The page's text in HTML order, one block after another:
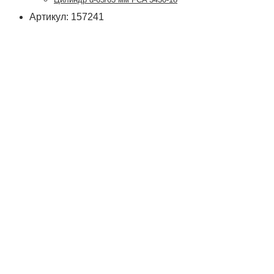
Артикул: 157241